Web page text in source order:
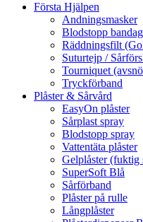
Första Hjälpen
Andningsmasker
Blodstopp
Räddningsfilt
Suturtejp /
Tourniquet
Tryckförband
Plåster & Sårvård
EasyOn plåster
Sårplast spray
Blodstopp spray
Vattentäta plåster
Gelplåster (fuktig
SuperSoft Blå
Sårförband
Plåster på rulle
Långplåster